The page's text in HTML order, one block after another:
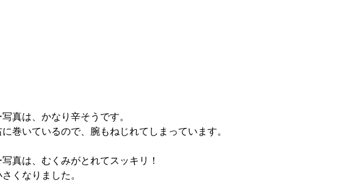
写真は、かなり辛そうです。
巻いているので、腕もねじれてしまっています。
真は、むくみがとれてスッキリ！
くなりました。